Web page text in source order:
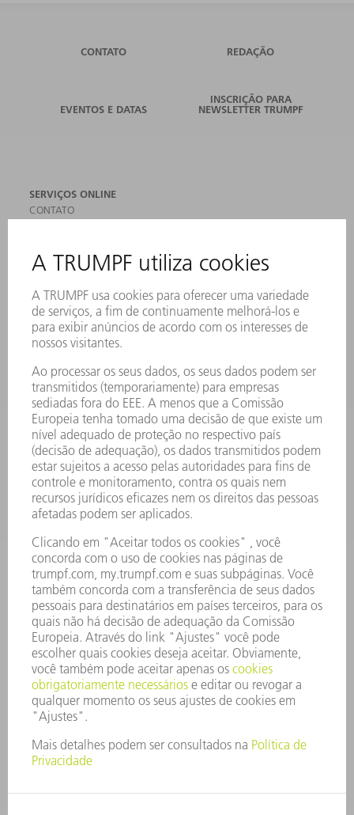
CONTATO REDAÇÃO
EVENTOS E DATAS
INSCRIÇÃO PARA
NEWSLETTER TRUMPF
SERVIÇOS ONLINE
CONTATO
ASSINATURA DA NEWSLETTER
MYTRUMPF
FICHAS DE DADOS DE SEGURANÇA
PRODUTOS
MÁQUINAS & SISTEMAS
LASER
FERRAMENTAS ELÉTRICAS
SMART FACTORY
SOFTWARE
SERVIÇOS
APLICAÇÕES
SETORES
EMPRESA
CARREIRA
OFERTAS DE EMPREGO
PERFIL DA EMPRESA
RELATÓRIO FINANCEIRO ANUAL
PRINCÍPIOS EMPRESARIAIS
COMPLIANCE
SISTEMA DE DENÚNCIAS
SEGURANÇA
COMUNICADOS À IMPRENSA
REVISTAS
SUSTENTABILIDADE
MEIO AMBIENTE E CLIMA
SOCIAL E CORPORATIVO
ADMINISTRAÇÃO EMPRESARIAL